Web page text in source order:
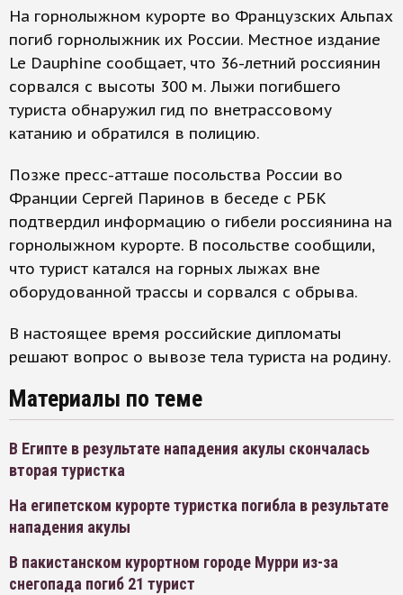
На горнолыжном курорте во Французских Альпах
погиб горнолыжник их России. Местное издание
Le Dauphine сообщает, что 36-летний россиянин
сорвался с высоты 300 м. Лыжи погибшего
туриста обнаружил гид по внетрассовому
катанию и обратился в полицию.
Позже пресс-атташе посольства России во
Франции Сергей Паринов в беседе с РБК
подтвердил информацию о гибели россиянина на
горнолыжном курорте. В посольстве сообщили,
что турист катался на горных лыжах вне
оборудованной трассы и сорвался с обрыва.
В настоящее время российские дипломаты
решают вопрос о вывозе тела туриста на родину.
Материалы по теме
В Египте в результате нападения акулы скончалась
вторая туристка
На египетском курорте туристка погибла в результате
нападения акулы
В пакистанском курортном городе Мурри из-за
снегопада погиб 21 турист